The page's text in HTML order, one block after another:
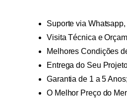
Suporte via
Visita Técnica e
Melhores Condições
Entrega do Seu
Garantia de 1 a 5 Anos;
O Melhor Preço do